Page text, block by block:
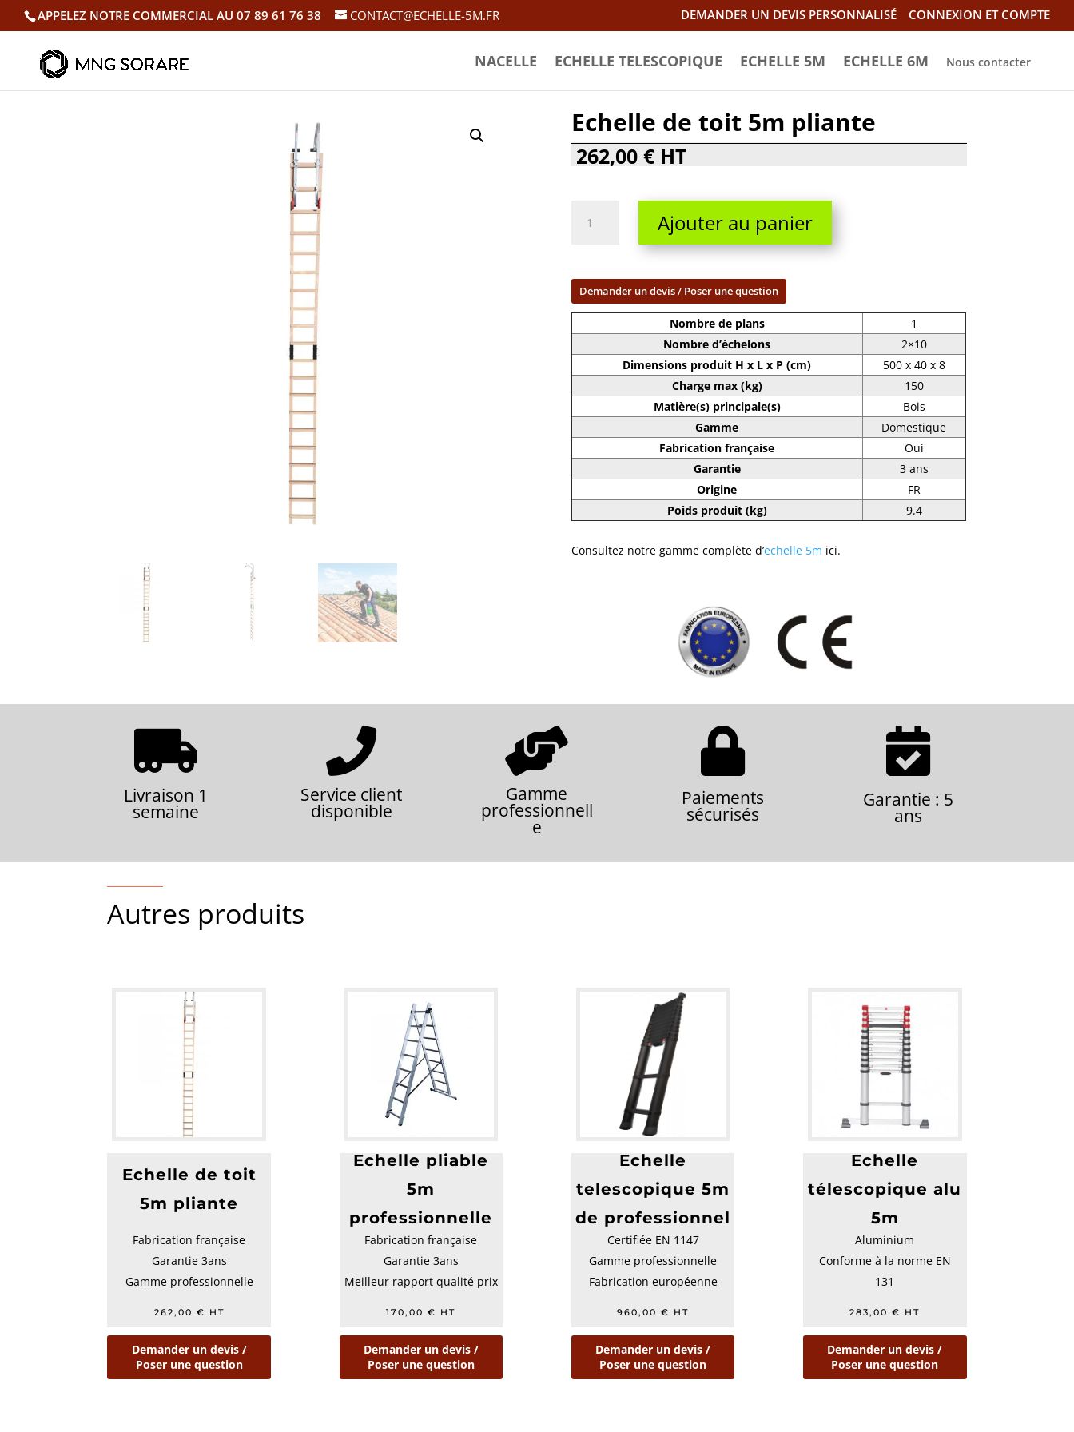
APPELEZ NOTRE COMMERCIAL AU 07 89 61 76 38 CONTACT@ECHELLE-5M.FR DEMANDER UN DEVIS PERSONNALISÉ CONNEXION ET COMPTE
NACELLE ECHELLE TELESCOPIQUE ECHELLE 5M ECHELLE 6M Nous contacter
Echelle de toit 5m pliante
262,00 € HT
pliante
quantity
Ajouter au panier
Demander un devis / Poser une question
Nombre de plans
1
Nombre d’échelons
2×10
Dimensions produit H x L x P (cm)
500 x 40 x 8
Charge max (kg)
150
Matière(s) principale(s)
Bois
Gamme
Domestique
Fabrication française
Oui
Garantie
3 ans
Origine
FR
Poids produit (kg)
9.4
Consultez notre gamme complète d’echelle 5m ici.

Livraison 1
semaine

Service client
disponible

Gamme
professionnell
e

Paiements
sécurisés

Garantie : 5
ans
Autres produits
Echelle de toit
5m pliante
Fabrication française
Garantie 3ans
Gamme professionnelle
262,00 € HT
Demander un devis /
Poser une question
Echelle pliable
5m
professionnelle
Fabrication française
Garantie 3ans
Meilleur rapport qualité prix
170,00€ HT
Demander un devis /
Poser une question
Echelle
telescopique 5m
de professionnel
Certifiée EN 1147
Gamme professionnelle
Fabrication européenne
960,00€ HT
Demander un devis /
Poser une question
Echelle
télescopique alu
5m
Aluminium
Conforme à la norme EN
131
283,00€ HT
Demander un devis /
Poser une question